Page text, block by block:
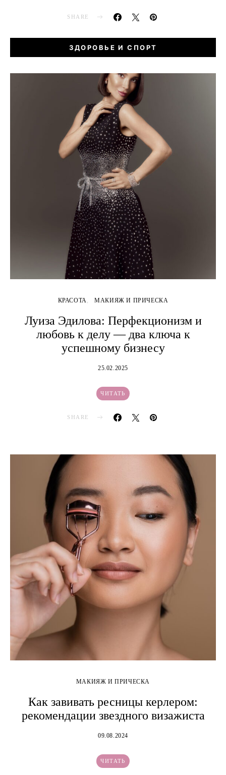
SHARE
ЗДОРОВЬЕ И СПОРТ
КРАСОТА МАКИЯЖ И ПРИЧЕСКА
Луиза Эдилова: Перфекционизм и
любовь к делу — два ключа к
успешному бизнесу
25.02.2025
ЧИТАТЬ
SHARE
МАКИЯЖ И ПРИЧЕСКА
Как завивать ресницы керлером:
рекомендации звездного визажиста
09.08.2024
ЧИТАТЬ